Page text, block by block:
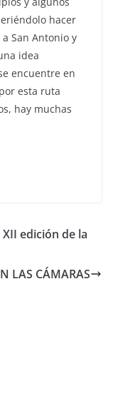
hacer
San Antonio y
idea
encuentre en
esta ruta
hay muchas
edición de la
LAS CÁMARAS